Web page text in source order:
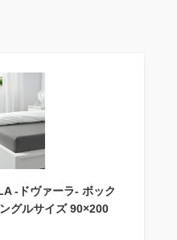
-ドヴァーラ- ボック
グルサイズ 90×200